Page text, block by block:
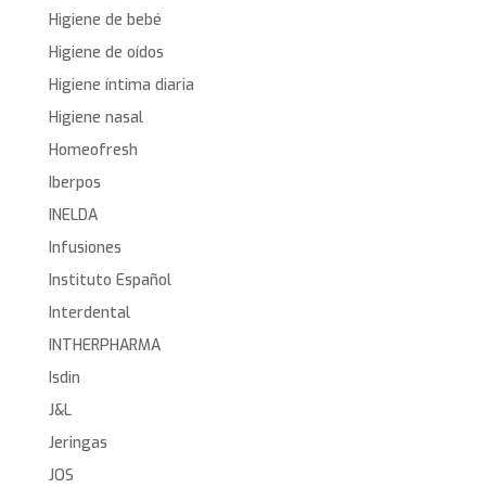
Higiene de bebé
Higiene de oídos
Higiene íntima diaria
Higiene nasal
Homeofresh
Iberpos
INELDA
Infusiones
Instituto Español
Interdental
INTHERPHARMA
Isdin
J&L
Jeringas
JOS